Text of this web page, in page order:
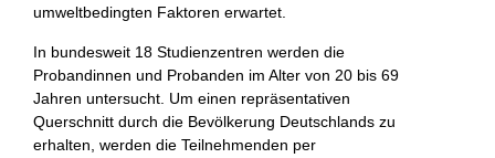
umweltbedingten Faktoren erwartet.
In bundesweit 18 Studienzentren werden die
Probandinnen und Probanden im Alter von 20 bis 69
Jahren untersucht. Um einen repräsentativen
Querschnitt durch die Bevölkerung Deutschlands zu
erhalten, werden die Teilnehmenden per